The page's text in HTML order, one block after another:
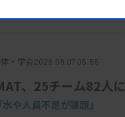
・学会2026.08.07 05:55
、25チーム82人に
や人員不足が課題」